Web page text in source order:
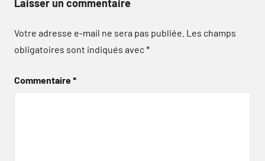
Laisser un commentaire
Votre adresse e-mail ne sera pas publiée. Les champs
obligatoires sont indiqués avec*
Commentaire*